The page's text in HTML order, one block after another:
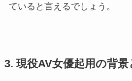
ていると言えるでしょう。
3. 現役AV女優起用の背景